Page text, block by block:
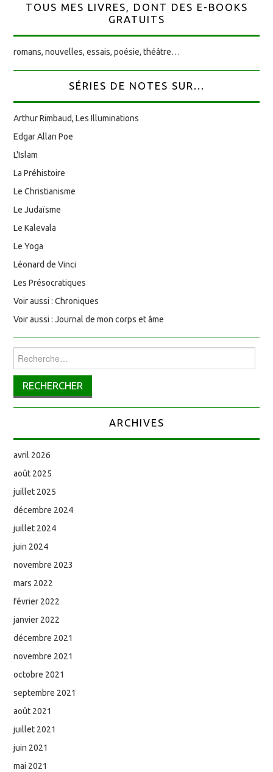
TOUS MES LIVRES, DONT DES E-BOOKS
GRATUITS
romans, nouvelles, essais, poésie, théâtre…
SÉRIES DE NOTES SUR...
Arthur Rimbaud, Les Illuminations
Edgar Allan Poe
L'Islam
La Préhistoire
Le Christianisme
Le Judaïsme
Le Kalevala
Le Yoga
Léonard de Vinci
Les Présocratiques
Voir aussi : Chroniques
Voir aussi : Journal de mon corps et âme
Rechercher :
ARCHIVES
avril 2026
août 2025
juillet 2025
décembre 2024
juillet 2024
juin 2024
novembre 2023
mars 2022
février 2022
janvier 2022
décembre 2021
novembre 2021
octobre 2021
septembre 2021
août 2021
juillet 2021
juin 2021
mai 2021